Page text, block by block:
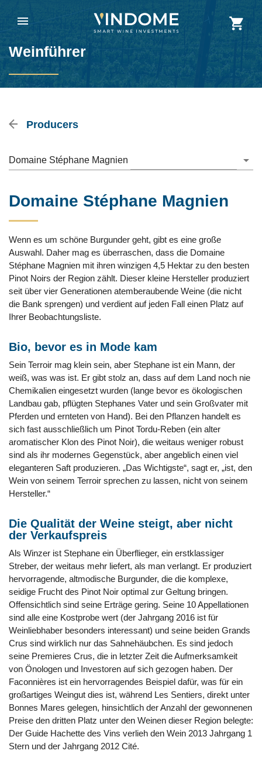
Weinführer
Producers
Domaine Stéphane Magnien
Domaine Stéphane Magnien
Wenn es um schöne Burgunder geht, gibt es eine große
Auswahl. Daher mag es überraschen, dass die Domaine
Stéphane Magnien mit ihren winzigen 4,5 Hektar zu den besten
Pinot Noirs der Region zählt. Dieser kleine Hersteller produziert
seit über vier Generationen atemberaubende Weine (die nicht
die Bank sprengen) und verdient auf jeden Fall einen Platz auf
Ihrer Beobachtungsliste.
Bio, bevor es in Mode kam
Sein Terroir mag klein sein, aber Stephane ist ein Mann, der
weiß, was was ist. Er gibt stolz an, dass auf dem Land noch nie
Chemikalien eingesetzt wurden (lange bevor es ökologischen
Landbau gab, pflügten Stephanes Vater und sein Großvater mit
Pferden und ernteten von Hand). Bei den Pflanzen handelt es
sich fast ausschließlich um Pinot Tordu-Reben (ein alter
aromatischer Klon des Pinot Noir), die weitaus weniger robust
sind als ihr modernes Gegenstück, aber angeblich einen viel
eleganteren Saft produzieren. „Das Wichtigste“, sagt er, „ist, den
Wein von seinem Terroir sprechen zu lassen, nicht von seinem
Hersteller.“
Die Qualität der Weine steigt, aber nicht
der Verkaufspreis
Als Winzer ist Stephane ein Überflieger, ein erstklassiger
Streber, der weitaus mehr liefert, als man verlangt. Er produziert
hervorragende, altmodische Burgunder, die die komplexe,
seidige Frucht des Pinot Noir optimal zur Geltung bringen.
Offensichtlich sind seine Erträge gering. Seine 10 Appellationen
sind alle eine Kostprobe wert (der Jahrgang 2016 ist für
Weinliebhaber besonders interessant) und seine beiden Grands
Crus sind wirklich nur das Sahnehäubchen. Es sind jedoch
seine Premieres Crus, die in letzter Zeit die Aufmerksamkeit
von Önologen und Investoren auf sich gezogen haben. Der
Faconnières ist ein hervorragendes Beispiel dafür, was für ein
großartiges Weingut dies ist, während Les Sentiers, direkt unter
Bonnes Mares gelegen, hinsichtlich der Anzahl der gewonnenen
Preise den dritten Platz unter den Weinen dieser Region belegte:
Der Guide Hachette des Vins verlieh den Wein 2013 Jahrgang 1
Stern und der Jahrgang 2012 Cité.